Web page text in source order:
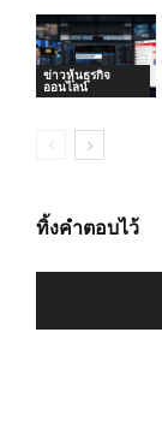
ข่าวหุ้นธุรกิจ
ออนไลน์
ทิ้งคำตอบไว้